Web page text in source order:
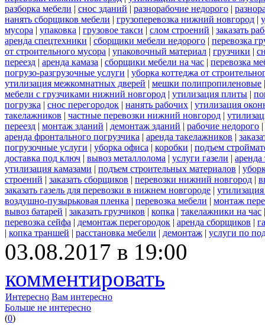
разборка мебели | снос зданий | разнорабочие недорого |
нанять сборщиков мебели | грузоперевозка нижний новгород |
мусора | упаковка | грузовое такси | слом строений | заказать
аренда спецтехники | сборщики мебели недорого | перевозка
от строительного мусора | упаковочный материал | грузчики |
переезд | аренда камаза | сборщики мебели на час | перевозка
погрузо-разгрузочные услуги | уборка коттеджа от
утилизация межкомнатных дверей | мешки полипропиленовые
мебели с грузчиками нижний новгород | утилизация плиты |
погрузка | снос перегородок | нанять рабочих | утилизация
такелажников | частные перевозки нижний новгород |
переезд | монтаж зданий | демонтаж зданий | рабочие недорого |
аренда фронтального погрузчика | аренда такелажников |
погрузочные услуги | уборка офиса | коробки | подъем
доставка под ключ | вывоз металлолома | услуги газели | аренда
утилизация камазами | подъем строительных материалов |
строений | заказать сборщиков | перевозки нижний новгород |
заказать газель для перевозки в нижнем новгороде |
воздушно-пузырьковая пленка | перевозка мебели | монтаж
вывоз батарей | заказать грузчиков | копка | такелажники на час
перевозка сейфа | демонтаж перегородок | аренда сборщиков |
| копка траншей | расстановка мебели | демонтаж | услуги по
03.08.2017 в 19:00
комментировать
Интересно Вам интересно
Больше не интересно
(0)